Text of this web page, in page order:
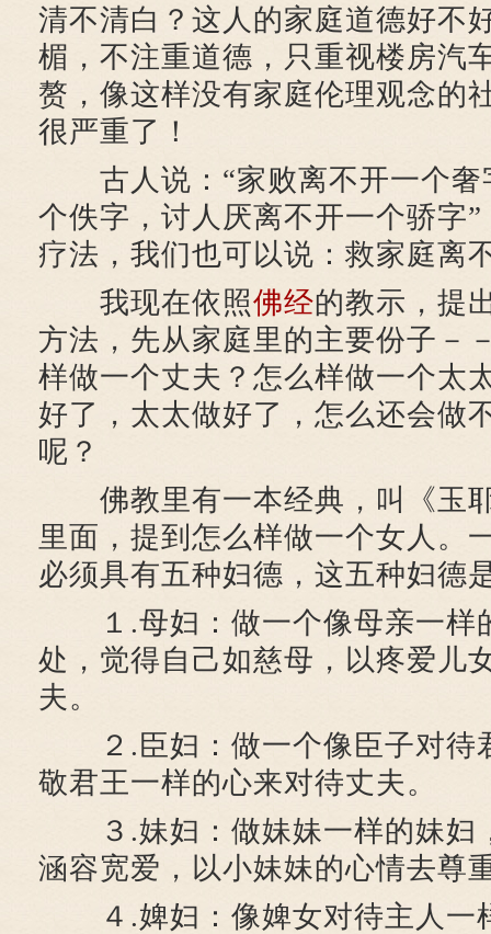
清不清白？这人的家庭道德好不
楣，不注重道德，只重视楼房汽
赘，像这样没有家庭伦理观念的
很严重了！
古人说：“家败离不开一个奢
个佚字，讨人厌离不开一个骄字
疗法，我们也可以说：救家庭离
我现在依照佛经的教示，提
方法，先从家庭里的主要份子－
样做一个丈夫？怎么样做一个太
好了，太太做好了，怎么还会做
呢？
佛教里有一本经典，叫《玉
里面，提到怎么样做一个女人。
必须具有五种妇德，这五种妇德
１.母妇：做一个像母亲一样
处，觉得自己如慈母，以疼爱儿
夫。
２.臣妇：做一个像臣子对待
敬君王一样的心来对待丈夫。
３.妹妇：做妹妹一样的妹妇
涵容宽爱，以小妹妹的心情去尊
４.婢妇：像婢女对待主人一